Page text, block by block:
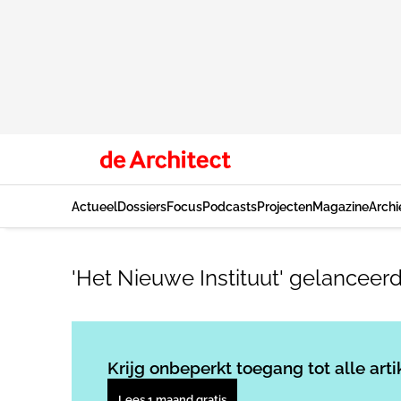
ActueelDossiersFocusPodcastsProjectenMagazine
'Het Nieuwe Instituut' gelanceerd
Krijg onbeperkt toegang tot alle